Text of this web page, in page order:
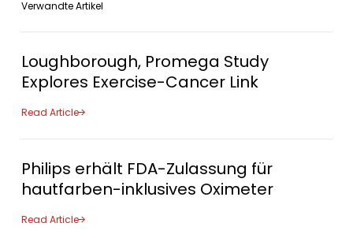
Verwandte Artikel
Loughborough, Promega Study
Explores Exercise-Cancer Link
Read Article
Philips erhält FDA-Zulassung für
hautfarben-inklusives Oximeter
Read Article